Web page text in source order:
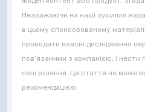
Незважаючи на наші зусилля
в цьому спонсорованому
проводити власні дослідження
пов’язаними з компанією, і нести
свої рішення. Ця стаття не може
рекомендацією.